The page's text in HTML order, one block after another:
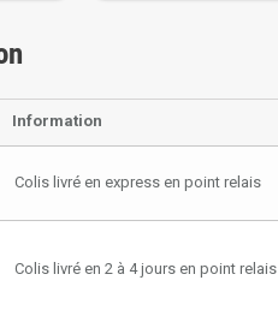
Information
Colis livré en express en point relais
Colis livré en 2 à 4 jours en point relais